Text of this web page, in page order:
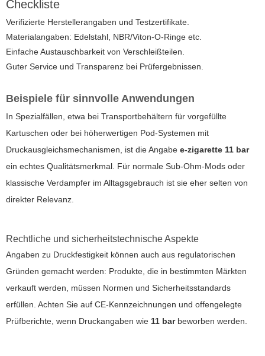
Checkliste
Verifizierte Herstellerangaben und Testzertifikate.
Materialangaben: Edelstahl, NBR/Viton-O-Ringe etc.
Einfache Austauschbarkeit von Verschleißteilen.
Guter Service und Transparenz bei Prüfergebnissen.
Beispiele für sinnvolle Anwendungen
In Spezialfällen, etwa bei Transportbehältern für vorgefüllte
Kartuschen oder bei höherwertigen Pod-Systemen mit
Druckausgleichsmechanismen, ist die Angabe e-zigarette 11 bar
ein echtes Qualitätsmerkmal. Für normale Sub-Ohm-Mods oder
klassische Verdampfer im Alltagsgebrauch ist sie eher selten von
direkter Relevanz.
Rechtliche und sicherheitstechnische Aspekte
Angaben zu Druckfestigkeit können auch aus regulatorischen
Gründen gemacht werden: Produkte, die in bestimmten Märkten
verkauft werden, müssen Normen und Sicherheitsstandards
erfüllen. Achten Sie auf CE-Kennzeichnungen und offengelegte
Prüfberichte, wenn Druckangaben wie 11 barbeworben werden.